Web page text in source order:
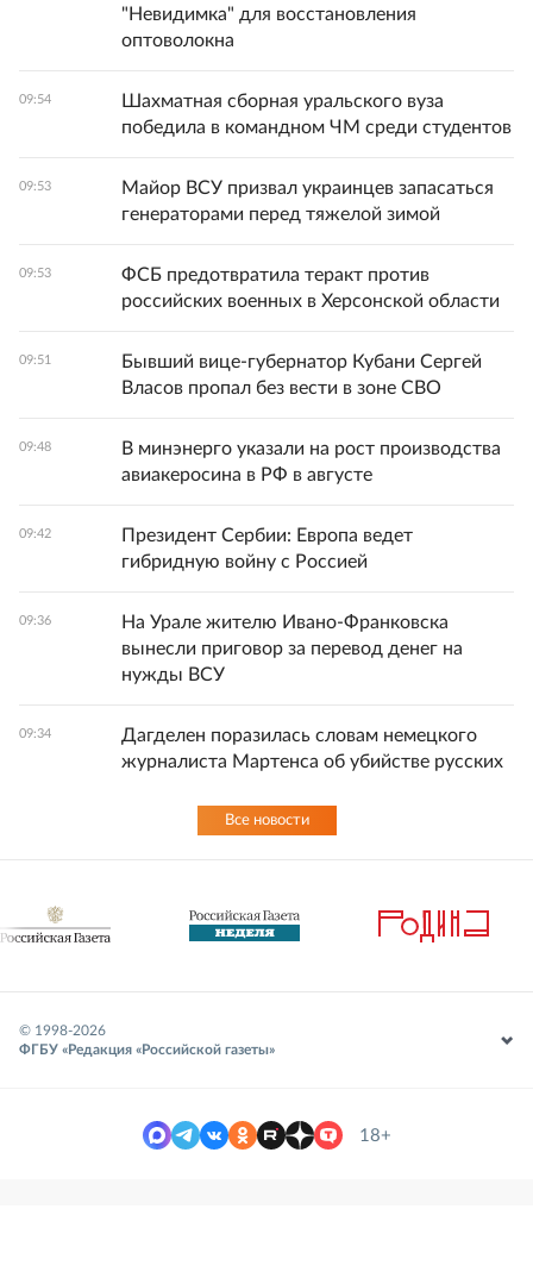
"Невидимка" для восстановления
оптоволокна
09:54
Шахматная сборная уральского вуза
победила в командном ЧМ среди студентов
09:53
Майор ВСУ призвал украинцев запасаться
генераторами перед тяжелой зимой
09:53
ФСБ предотвратила теракт против
российских военных в Херсонской области
09:51
Бывший вице‑губернатор Кубани Сергей
Власов пропал без вести в зоне СВО
09:48
В минэнерго указали на рост производства
авиакеросина в РФ в августе
09:42
Президент Сербии: Европа ведет
гибридную войну с Россией
09:36
На Урале жителю Ивано-Франковска
вынесли приговор за перевод денег на
нужды ВСУ
09:34
Дагделен поразилась словам немецкого
журналиста Мартенса об убийстве русских
Все новости
© 1998-2026
ФГБУ «Редакция «Российской газеты»
18+